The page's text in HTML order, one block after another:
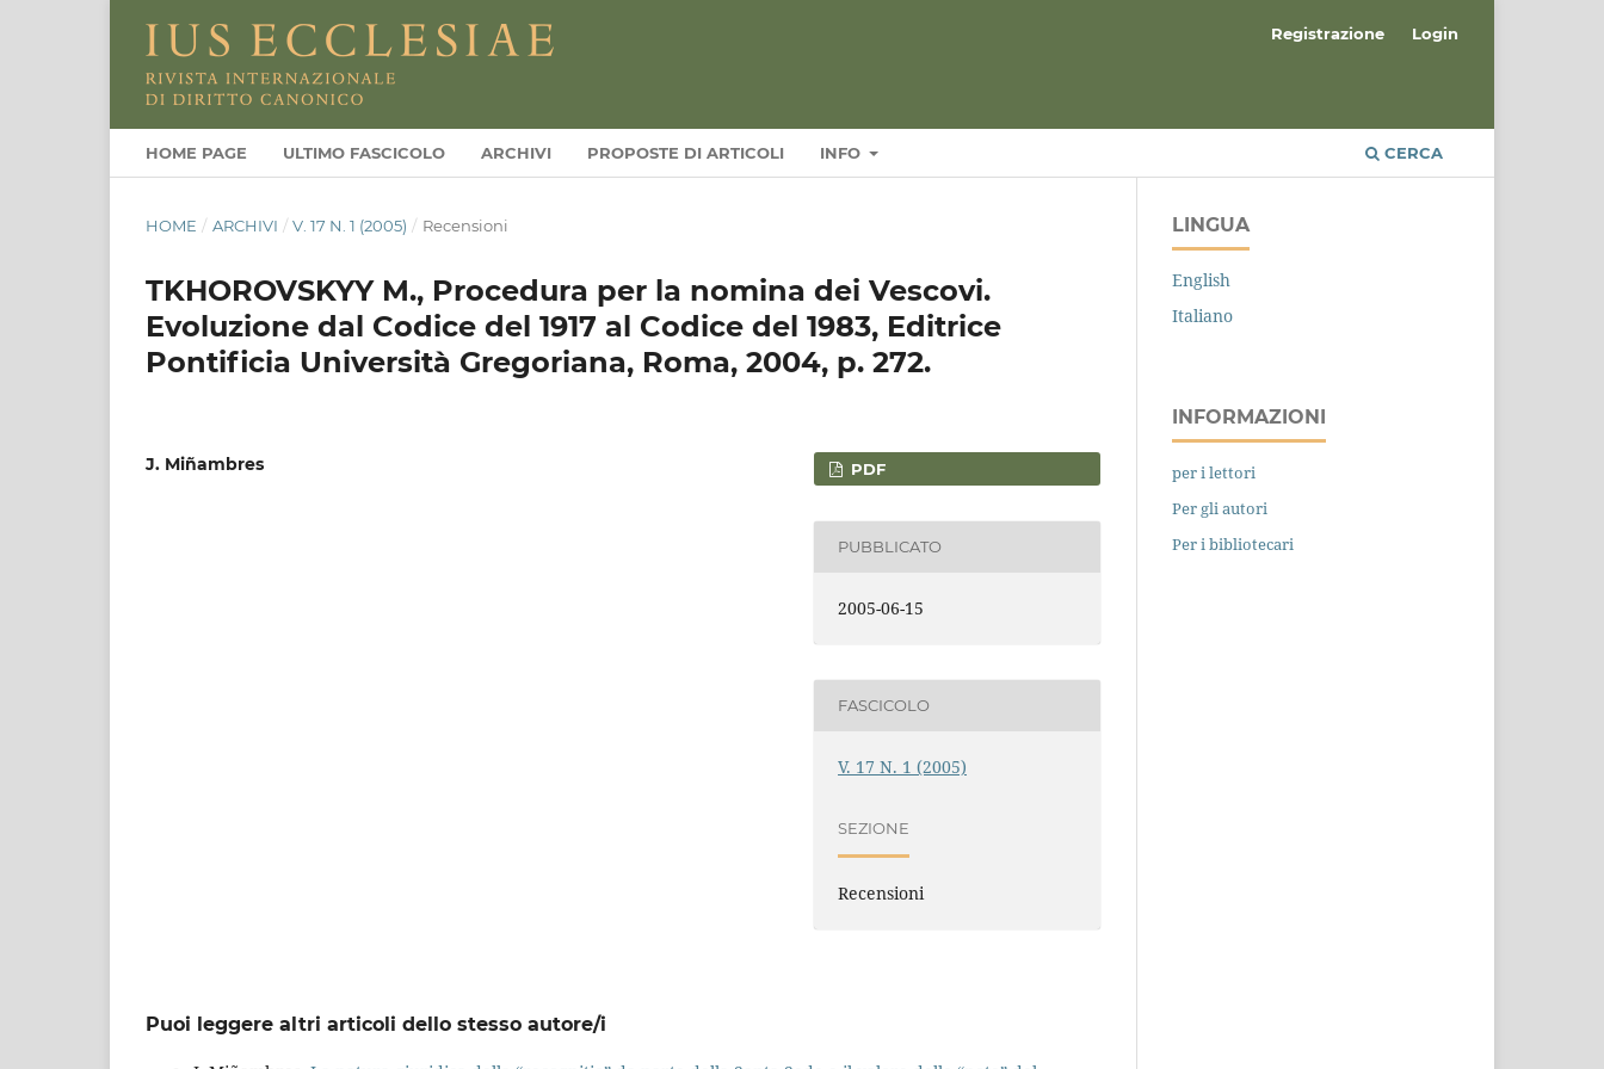
HOME PAGE ULTIMO FASCICOLO ARCHIVI PROPOSTE DI ARTICOLI INFO CERCA
Registrazione Login
HOME / ARCHIVI / V. 17 N. 1 (2005) / Recensioni
TKHOROVSKYY M., Procedura per la nomina dei Vescovi.
Evoluzione dal Codice del 1917 al Codice del 1983, Editrice
Pontificia Università Gregoriana, Roma, 2004, p. 272.
J. Miñambres PDF
PUBBLICATO
2005-06-15
FASCICOLO
V. 17 N. 1 (2005)
SEZIONE
Recensioni
Puoi leggere altri articoli dello stesso autore/i
LINGUA
English
Italiano
INFORMAZIONI
per i lettori
Per gli autori
Per i bibliotecari